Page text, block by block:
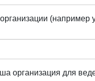
(например
организация для